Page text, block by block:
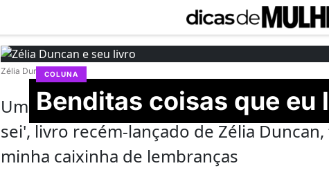
COLUNA
Benditas coisas que eu
Zélia Duncan
Um resumo do suprassumo do que
sei', livro recém-lançado de Zélia
minha caixinha de lembranças